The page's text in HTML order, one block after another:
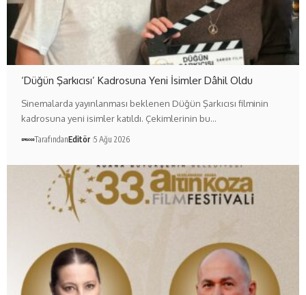
‘Düğün Şarkıcısı’ Kadrosuna Yeni İsimler Dâhil Oldu
Sinemalarda yayınlanması beklenen Düğün Şarkıcısı filminin
kadrosuna yeni isimler katıldı. Çekimlerinin bu…
TarafındanEditör 5 Ağu 2026